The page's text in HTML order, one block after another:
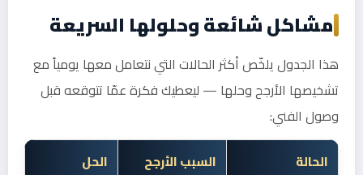
مشاكل شائعة وحلولها السريعة
هذا الجدول يلخّص أكثر الحالات التي نتعامل معها يومياً مع
تشخيصها الأرجح وحلها — ليعطيك فكرة عمّا تتوقعه قبل
وصول الفني:
الحالة السبب الأرجح
الحل